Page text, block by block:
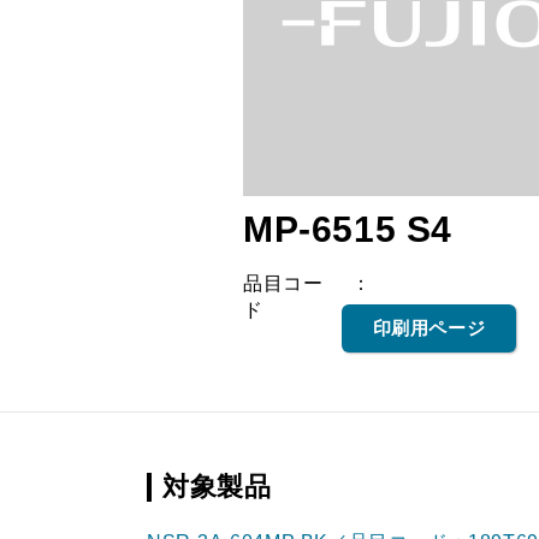
MP-6515 S4
品目コー
ド
印刷用ページ
対象製品